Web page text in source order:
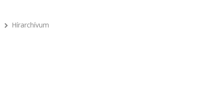
Hírarchívum